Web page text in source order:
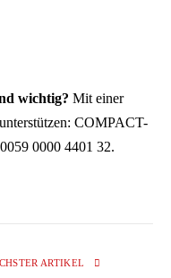
wichtig? Mit einer
COMPACT-
0000 4401 32.
ARTIKEL